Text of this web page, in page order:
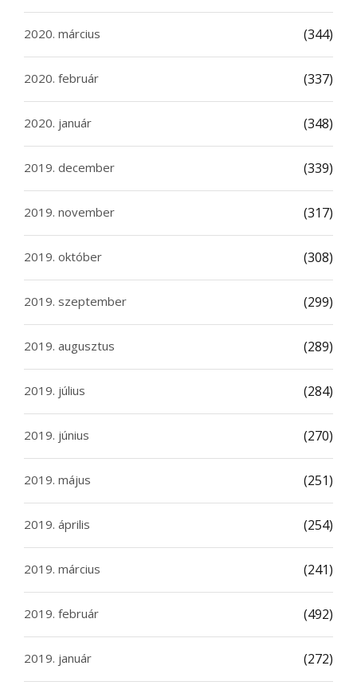
2020. március (344)
2020. február (337)
2020. január (348)
2019. december (339)
2019. november (317)
2019. október (308)
2019. szeptember (299)
2019. augusztus (289)
2019. július (284)
2019. június (270)
2019. május (251)
2019. április (254)
2019. március (241)
2019. február (492)
2019. január (272)